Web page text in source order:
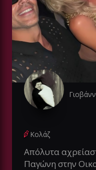
Κολάζ
Απόλυτα
Παγώνη στην